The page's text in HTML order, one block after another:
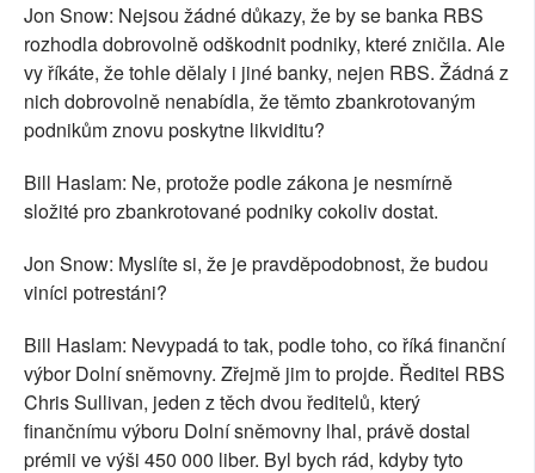
Jon Snow: Nejsou žádné důkazy, že by se banka RBS
rozhodla dobrovolně odškodnit podniky, které zničila. Ale
vy říkáte, že tohle dělaly i jiné banky, nejen RBS. Žádná z
nich dobrovolně nenabídla, že těmto zbankrotovaným
podnikům znovu poskytne likviditu?
Bill Haslam: Ne, protože podle zákona je nesmírně
složité pro zbankrotované podniky cokoliv dostat.
Jon Snow: Myslíte si, že je pravděpodobnost, že budou
viníci potrestáni?
Bill Haslam: Nevypadá to tak, podle toho, co říká finanční
výbor Dolní sněmovny. Zřejmě jim to projde. Ředitel RBS
Chris Sullivan, jeden z těch dvou ředitelů, který
finančnímu výboru Dolní sněmovny lhal, právě dostal
prémii ve výši 450 000 liber. Byl bych rád, kdyby tyto